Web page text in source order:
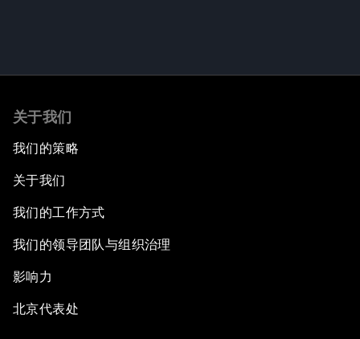
关于我们
我们的策略
关于我们
我们的工作方式
我们的领导团队与组织治理
影响力
北京代表处